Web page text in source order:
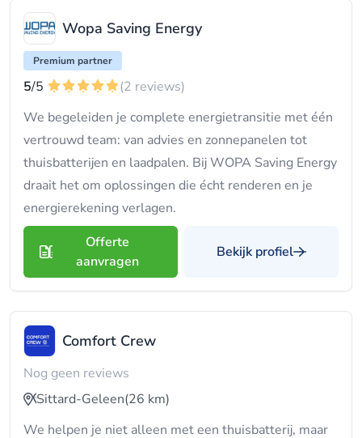
Wopa Saving Energy
Premium partner
5/5
(2 reviews)
We begeleiden je complete energietransitie met één
vertrouwd team: van advies en zonnepanelen tot
thuisbatterijen en laadpalen. Bij WOPA Saving Energy
draait het om oplossingen die écht renderen en je
energierekening verlagen.
Offerte
aanvragen
Bekijk profiel
Comfort Crew
Nog geen reviews
Sittard-Geleen(26 km)
We helpen je niet alleen met een thuisbatterij, maar